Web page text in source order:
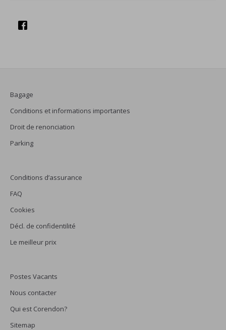
Bagage
Conditions et informations importantes
Droit de renonciation
Parking
Conditions d’assurance
FAQ
Cookies
Décl. de confidentilité
Le meilleur prix
Postes Vacants
Nous contacter
Qui est Corendon?
Sitemap